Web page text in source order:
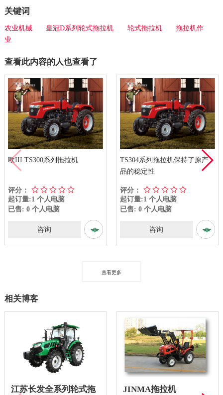
关键词
农业机械 皇冠D系列轮式拖拉机 轮式拖拉机
拖拉机作
业
查看此内容的人也查看了
欧III TS300系列拖拉机
评分：
起订量:1 个人电脑
已售: 0 个人电脑
咨询
TS304系列拖拉机保持了原产
品的稳定性
评分：
起订量:1 个人电脑
已售: 0 个人电脑
咨询
查看更多
相关博客
江苏长发全系列轮式拖
JINMA拖拉机